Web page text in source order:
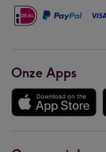
Onze Apps